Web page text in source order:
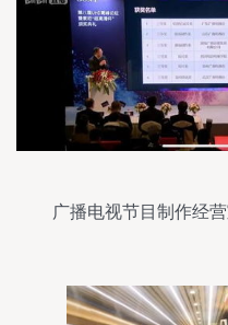
广播电视节目制作经